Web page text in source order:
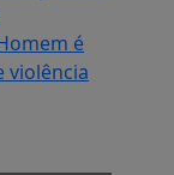
é
violência